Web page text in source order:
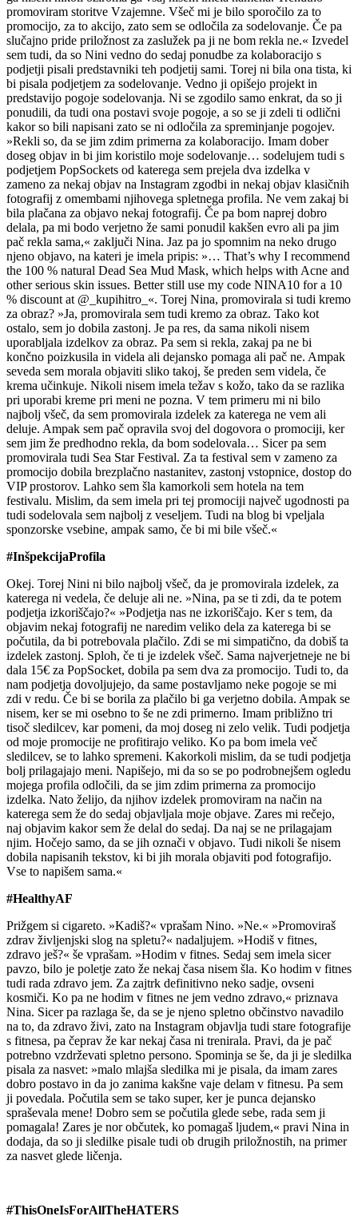
promoviram storitve Vzajemne. Všeč mi je bilo sporočilo za to
promocijo, za to akcijo, zato sem se odločila za sodelovanje. Če pa
slučajno pride priložnost za zaslužek pa ji ne bom rekla ne.« Izvedel
sem tudi, da so Nini vedno do sedaj ponudbe za kolaboracijo s
podjetji pisali predstavniki teh podjetij sami. Torej ni bila ona tista, ki
bi pisala podjetjem za sodelovanje. Vedno ji opišejo projekt in
predstavijo pogoje sodelovanja. Ni se zgodilo samo enkrat, da so ji
ponudili, da tudi ona postavi svoje pogoje, a so se ji zdeli ti odlični
kakor so bili napisani zato se ni odločila za spreminjanje pogojev.
»Rekli so, da se jim zdim primerna za kolaboracijo. Imam dober
doseg objav in bi jim koristilo moje sodelovanje… sodelujem tudi s
podjetjem PopSockets od katerega sem prejela dva izdelka v
zameno za nekaj objav na Instagram zgodbi in nekaj objav klasičnih
fotografij z omembami njihovega spletnega profila. Ne vem zakaj bi
bila plačana za objavo nekaj fotografij. Če pa bom naprej dobro
delala, pa mi bodo verjetno že sami ponudil kakšen evro ali pa jim
pač rekla sama,« zaključi Nina. Jaz pa jo spomnim na neko drugo
njeno objavo, na kateri je imela pripis: »… That’s why I recommend
the 100 % natural Dead Sea Mud Mask, which helps with Acne and
other serious skin issues. Better still use my code NINA10 for a 10
% discount at @_kupihitro_«. Torej Nina, promovirala si tudi kremo
za obraz? »Ja, promovirala sem tudi kremo za obraz. Tako kot
ostalo, sem jo dobila zastonj. Je pa res, da sama nikoli nisem
uporabljala izdelkov za obraz. Pa sem si rekla, zakaj pa ne bi
končno poizkusila in videla ali dejansko pomaga ali pač ne. Ampak
seveda sem morala objaviti sliko takoj, še preden sem videla, če
krema učinkuje. Nikoli nisem imela težav s kožo, tako da se razlika
pri uporabi kreme pri meni ne pozna. V tem primeru mi ni bilo
najbolj všeč, da sem promovirala izdelek za katerega ne vem ali
deluje. Ampak sem pač opravila svoj del dogovora o promociji, ker
sem jim že predhodno rekla, da bom sodelovala… Sicer pa sem
promovirala tudi Sea Star Festival. Za ta festival sem v zameno za
promocijo dobila brezplačno nastanitev, zastonj vstopnice, dostop do
VIP prostorov. Lahko sem šla kamorkoli sem hotela na tem
festivalu. Mislim, da sem imela pri tej promociji največ ugodnosti pa
tudi sodelovala sem najbolj z veseljem. Tudi na blog bi vpeljala
sponzorske vsebine, ampak samo, če bi mi bile všeč.«
#InšpekcijaProfila
Okej. Torej Nini ni bilo najbolj všeč, da je promovirala izdelek, za
katerega ni vedela, če deluje ali ne. »Nina, pa se ti zdi, da te potem
podjetja izkoriščajo?« »Podjetja nas ne izkoriščajo. Ker s tem, da
objavim nekaj fotografij ne naredim veliko dela za katerega bi se
počutila, da bi potrebovala plačilo. Zdi se mi simpatično, da dobiš ta
izdelek zastonj. Sploh, če ti je izdelek všeč. Sama najverjetneje ne bi
dala 15€ za PopSocket, dobila pa sem dva za promocijo. Tudi to, da
nam podjetja dovoljujejo, da same postavljamo neke pogoje se mi
zdi v redu. Če bi se borila za plačilo bi ga verjetno dobila. Ampak se
nisem, ker se mi osebno to še ne zdi primerno. Imam približno tri
tisoč sledilcev, kar pomeni, da moj doseg ni zelo velik. Tudi podjetja
od moje promocije ne profitirajo veliko. Ko pa bom imela več
sledilcev, se to lahko spremeni. Kakorkoli mislim, da se tudi podjetja
bolj prilagajajo meni. Napišejo, mi da so se po podrobnejšem ogledu
mojega profila odločili, da se jim zdim primerna za promocijo
izdelka. Nato želijo, da njihov izdelek promoviram na način na
katerega sem že do sedaj objavljala moje objave. Zares mi rečejo,
naj objavim kakor sem že delal do sedaj. Da naj se ne prilagajam
njim. Hočejo samo, da se jih označi v objavo. Tudi nikoli še nisem
dobila napisanih tekstov, ki bi jih morala objaviti pod fotografijo.
Vse to napišem sama.«
#HealthyAF
Prižgem si cigareto. »Kadiš?« vprašam Nino. »Ne.« »Promoviraš
zdrav življenjski slog na spletu?« nadaljujem. »Hodiš v fitnes,
zdravo ješ?« še vprašam. »Hodim v fitnes. Sedaj sem imela sicer
pavzo, bilo je poletje zato že nekaj časa nisem šla. Ko hodim v fitnes
tudi rada zdravo jem. Za zajtrk definitivno neko sadje, ovseni
kosmiči. Ko pa ne hodim v fitnes ne jem vedno zdravo,« priznava
Nina. Sicer pa razlaga še, da se je njeno spletno občinstvo navadilo
na to, da zdravo živi, zato na Instagram objavlja tudi stare fotografije
s fitnesa, pa čeprav že kar nekaj časa ni trenirala. Pravi, da je pač
potrebno vzdrževati spletno persono. Spominja se še, da ji je sledilka
pisala za nasvet: »malo mlajša sledilka mi je pisala, da imam zares
dobro postavo in da jo zanima kakšne vaje delam v fitnesu. Pa sem
ji povedala. Počutila sem se tako super, ker je punca dejansko
spraševala mene! Dobro sem se počutila glede sebe, rada sem ji
pomagala! Zares je nor občutek, ko pomagaš ljudem,« pravi Nina in
dodaja, da so ji sledilke pisale tudi ob drugih priložnostih, na primer
za nasvet glede ličenja.
#ThisOneIsForAllTheHATERS